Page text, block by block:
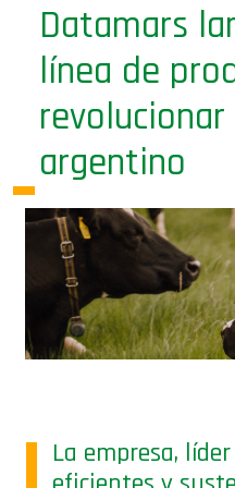
Datamars
línea de
argentino
La empresa,